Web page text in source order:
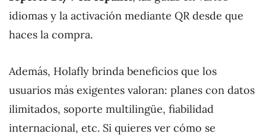
idiomas y la activación mediante QR desde que
haces la compra.
Además, Holafly brinda beneficios que los
usuarios más exigentes valoran: planes con datos
ilimitados, soporte multilingüe, fiabilidad
internacional, etc. Si quieres ver cómo se